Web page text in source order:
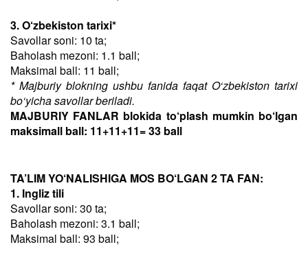
3. O‘zbekiston tarixi*
Savollar soni: 10 ta;
Baholash mezoni: 1.1 ball;
Maksimal ball: 11 ball;
* Majburiy blokning ushbu fanida faqat O‘zbekiston tarixi
bo‘yicha savollar beriladi.
MAJBURIY FANLAR blokida to‘plash mumkin bo‘lgan
maksimall ball: 11+11+11= 33 ball
TA’LIM YO‘NALISHIGA MOS BO‘LGAN 2 TA FAN:
1. Ingliz tili
Savollar soni: 30 ta;
Baholash mezoni: 3.1 ball;
Maksimal ball: 93 ball;